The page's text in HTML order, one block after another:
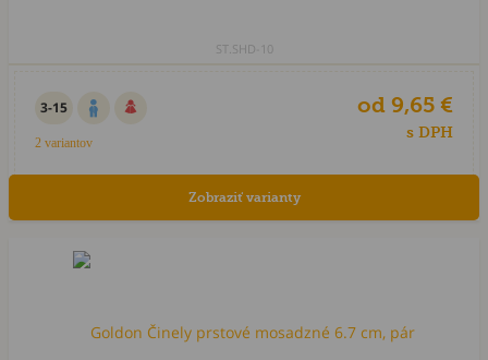
ST.SHD-10
3-15
2 variantov
od 9,65 €
s DPH
Zobraziť varianty